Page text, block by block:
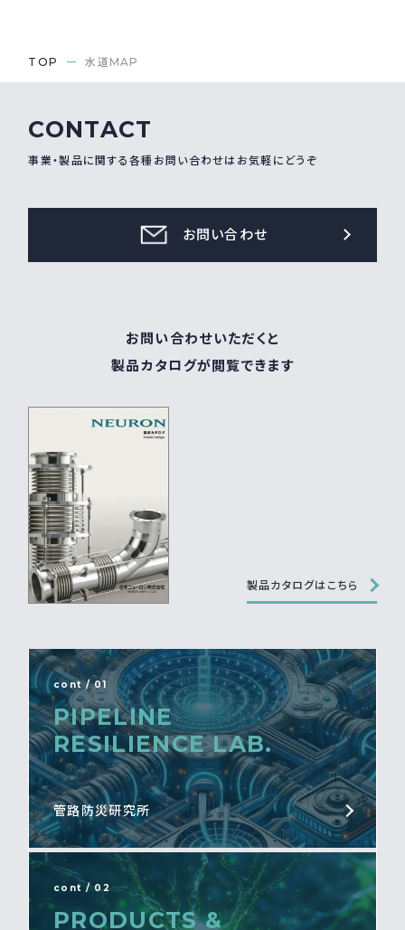
TOP 水道MAP
CONTACT
事業・製品に関する各種お問い合わせはお気軽にどうぞ
お問い合わせ
お問い合わせいただくと
製品カタログが閲覧できます
製品カタログはこちら
cont / 01
PIPELINE
RESILIENCE LAB.
管路防災研究所
cont / 02
PRODUCTS &